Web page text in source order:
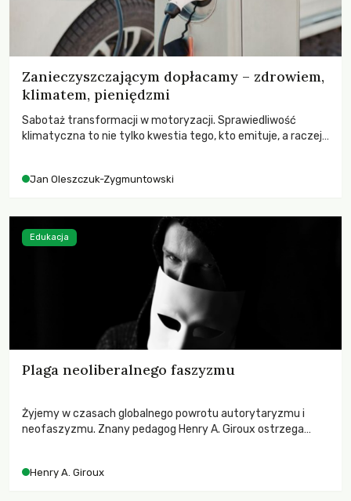
Zanieczyszczającym dopłacamy – zdrowiem,
klimatem, pieniędzmi
Sabotaż transformacji w motoryzacji. Sprawiedliwość
klimatyczna to nie tylko kwestia tego, kto emituje, a raczej
Jan Oleszczuk-Zygmuntowski
Plaga neoliberalnego faszyzmu
Żyjemy w czasach globalnego powrotu autorytaryzmu i
neofaszyzmu. Znany pedagog Henry A. Giroux ostrzega
wychowają świadomych obywateli?
Henry A. Giroux
Edukacja